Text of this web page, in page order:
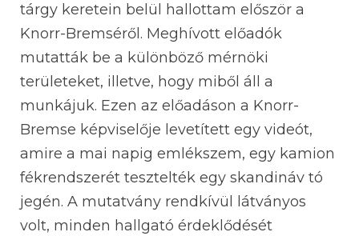
tárgy keretein belül hallottam először a
Knorr-Bremséről. Meghívott előadók
mutatták be a különböző mérnöki
területeket, illetve, hogy miből áll a
munkájuk. Ezen az előadáson a Knorr-
Bremse képviselője levetített egy videót,
amire a mai napig emlékszem, egy kamion
fékrendszerét tesztelték egy skandináv tó
jegén. A mutatvány rendkívül látványos
volt, minden hallgató érdeklődését